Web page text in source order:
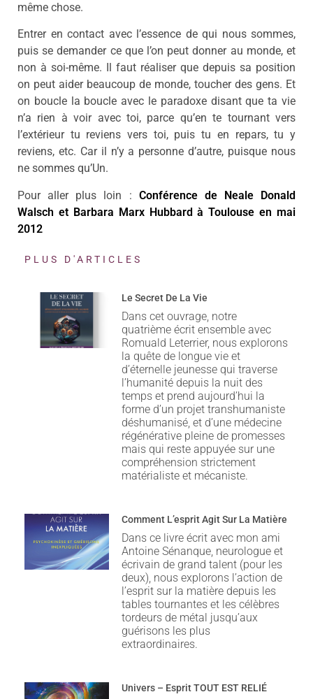
même chose.
Entrer en contact avec l’essence de qui nous sommes,
puis se demander ce que l’on peut donner au monde, et
non à soi-même. Il faut réaliser que depuis sa position
on peut aider beaucoup de monde, toucher des gens. Et
on boucle la boucle avec le paradoxe disant que ta vie
n’a rien à voir avec toi, parce qu’en te tournant vers
l’extérieur tu reviens vers toi, puis tu en repars, tu y
reviens, etc. Car il n’y a personne d’autre, puisque nous
ne sommes qu’Un.
Pour aller plus loin : Conférence de Neale Donald
Walsch et Barbara Marx Hubbard à Toulouse en mai
2012
PLUS D'ARTICLES
Le Secret De La Vie
Dans cet ouvrage, notre
quatrième écrit ensemble avec
Romuald Leterrier, nous explorons
la quête de longue vie et
d’éternelle jeunesse qui traverse
l’humanité depuis la nuit des
temps et prend aujourd’hui la
forme d’un projet transhumaniste
déshumanisé, et d’une médecine
régénérative pleine de promesses
mais qui reste appuyée sur une
compréhension strictement
matérialiste et mécaniste.
Comment L’esprit Agit Sur La Matière
Dans ce livre écrit avec mon ami
Antoine Sénanque, neurologue et
écrivain de grand talent (pour les
deux), nous explorons l’action de
l’esprit sur la matière depuis les
tables tournantes et les célèbres
tordeurs de métal jusqu’aux
guérisons les plus
extraordinaires.
Univers – Esprit TOUT EST RELIÉ